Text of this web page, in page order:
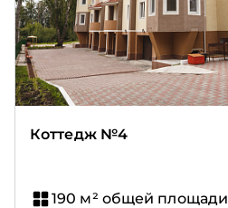
Коттедж №4
190 м² общей площади